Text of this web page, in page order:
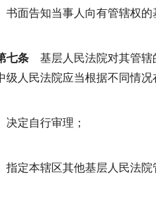
书面告知当事人向有管辖权的
七条
基层人民法院对其管
级人民法院应当根据不同情况
决定自行审理；
指定本辖区其他基层人民法院